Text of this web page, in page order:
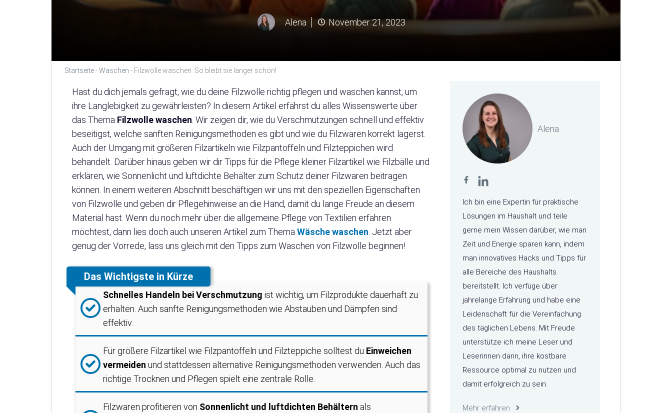
Alena November 21, 2023
Startseite-Waschen - Filzwolle waschen: So bleibt sie länger schön!
Hast du dich jemals gefragt, wie du deine Filzwolle richtig pflegen und waschen kannst, um
ihre Langlebigkeit zu gewährleisten? In diesem Artikel erfährst du alles Wissenswerte über
das Thema Filzwolle waschen . Wir zeigen dir, wie du Verschmutzungen schnell und effektiv
beseitigst, welche sanften Reinigungsmethoden es gibt und wie du Filzwaren korrekt lagerst.
Auch der Umgang mit größeren Filzartikeln wie Filzpantoffeln und Filzteppichen wird
behandelt. Darüber hinaus geben wir dir Tipps für die Pflege kleiner Filzartikel wie Filzbälle und
erklären, wie Sonnenlicht und luftdichte Behälter zum Schutz deiner Filzwaren beitragen
können. In einem weiteren Abschnitt beschäftigen wir uns mit den speziellen Eigenschaften
von Filzwolle und geben dir Pflegehinweise an die Hand, damit du lange Freude an diesem
Material hast. Wenn du noch mehr über die allgemeine Pflege von Textilien erfahren
möchtest, dann lies doch auch unseren Artikel zum Thema Wäsche waschen . Jetzt aber
genug der Vorrede, lass uns gleich mit den Tipps zum Waschen von Filzwolle beginnen!
Das Wichtigste in Kürze
Schnelles Handeln bei Verschmutzung ist wichtig, um Filzprodukte dauerhaft zu
erhalten. Auch sanfte Reinigungsmethoden wie Abstauben und Dämpfen sind
effektiv.
Für größere Filzartikel wie Filzpantoffeln und Filzteppiche solltest du Einweichen
vermeiden und stattdessen alternative Reinigungsmethoden verwenden. Auch das
richtige Trocknen und Pflegen spielt eine zentrale Rolle.
Filzwaren profitieren von Sonnenlicht und luftdichten Behältern als
Alena
Ich bin eine Expertin für praktische
Lösungen im Haushalt und teile
gerne mein Wissen darüber, wie man
Zeit und Energie sparen kann, indem
man innovatives Hacks und Tipps für
alle Bereiche des Haushalts
bereitstellt. Ich verfüge über
jahrelange Erfahrung und habe eine
Leidenschaft für die Vereinfachung
des täglichen Lebens. Mit Freude
unterstütze ich meine Leser und
Leserinnen darin, ihre kostbare
Ressource optimal zu nutzen und
damit erfolgreich zu sein.
Mehr erfahren